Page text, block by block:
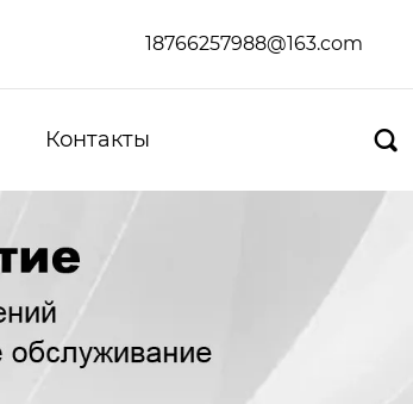
18766257988@163.com
Контакты 